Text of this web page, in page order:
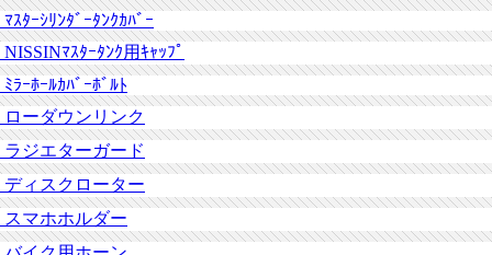
ﾏｽﾀｰｼﾘﾝﾀﾞｰﾀﾝｸｶﾊﾞｰ
NISSINﾏｽﾀｰﾀﾝｸ用ｷｬｯﾌﾟ
ﾐﾗｰﾎｰﾙｶﾊﾞｰﾎﾞﾙﾄ
ローダウンリンク
ラジエターガード
ディスクローター
スマホホルダー